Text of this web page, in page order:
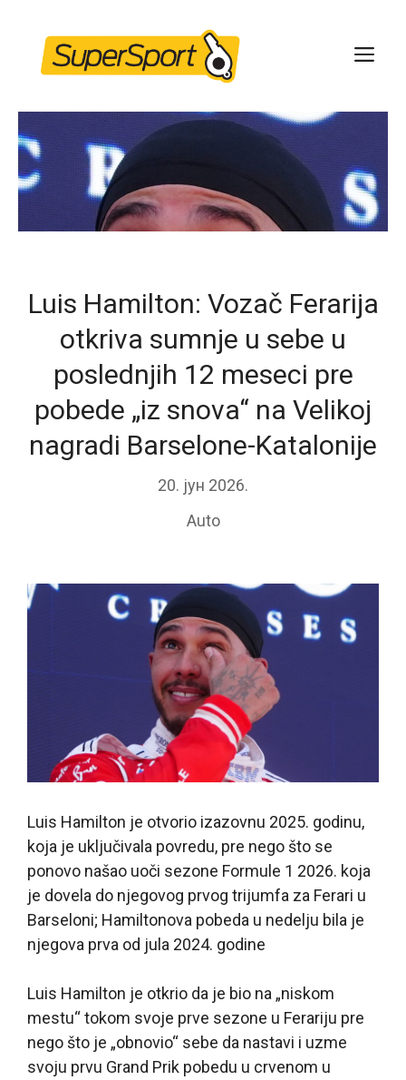
content
Luis Hamilton: Vozač Ferarija
otkriva sumnje u sebe u
poslednjih 12 meseci pre
pobede „iz snova“ na Velikoj
nagradi Barselone-Katalonije
20. јун 2026.
Auto
Luis Hamilton je otvorio izazovnu 2025. godinu,
koja je uključivala povredu, pre nego što se
ponovo našao uoči sezone Formule 1 2026. koja
je dovela do njegovog prvog trijumfa za Ferari u
Barseloni; Hamiltonova pobeda u nedelju bila je
njegova prva od jula 2024. godine
Luis Hamilton je otkrio da je bio na „niskom
mestu“ tokom svoje prve sezone u Ferariju pre
nego što je „obnovio“ sebe da nastavi i uzme
svoju prvu Grand Prik pobedu u crvenom u